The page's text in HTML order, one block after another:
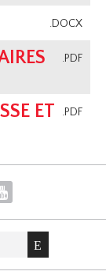
.DOCX
.PDF
.PDF
ET